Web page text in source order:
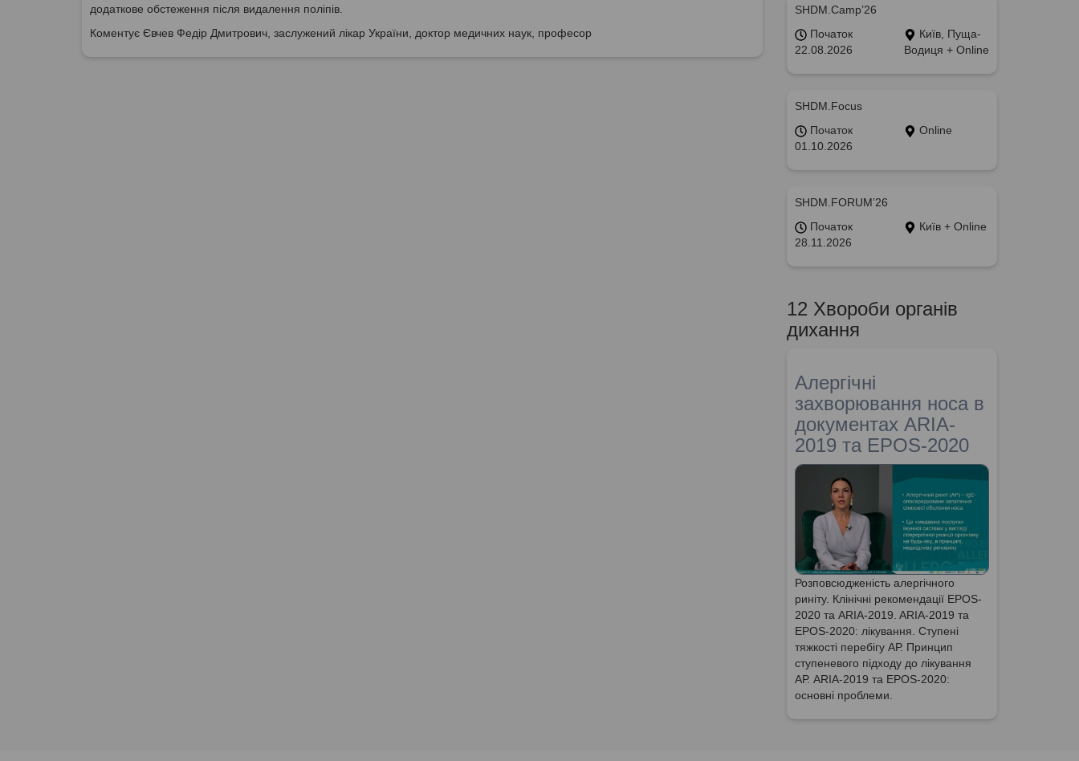
додаткове обстеження після видалення поліпів.
Коментує Євчев Федір Дмитрович, заслужений лікар України, доктор медичних наук, професор
SHDM.Camp’26
Початок
22.08.2026
Київ, Пуща-
Водиця + Online
SHDM.Focus
Початок
01.10.2026
Online
SHDM.FORUM’26
Початок
28.11.2026
Київ + Online
12 Хвороби органів
дихання
Алергічні
захворювання носа в
документах ARIA-
2019 та EPOS-2020
Розповсюдженість алергічного
риніту. Клінічні рекомендації EPOS-
2020 та ARIA-2019. ARIA-2019 та
EPOS-2020: лікування. Ступені
тяжкості перебігу АР. Принцип
ступеневого підходу до лікування
АР. ARIA-2019 та EPOS-2020:
основні проблеми.